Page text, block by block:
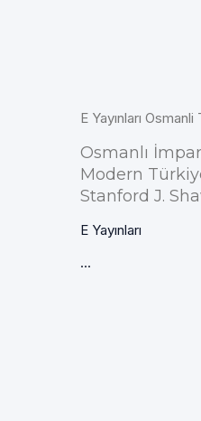
E Yayınları Osmanli
Osmanlı
Modern
Stanford J.
E Yayınları
...